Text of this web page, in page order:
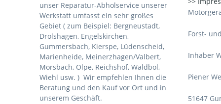
unser Reparatur-Abholservice unserer
Werkstatt umfasst ein sehr großes
Gebiet ( zum Beispiel: Bergneustadt,
Drolshagen, Engelskirchen,
Gummersbach, Kierspe, Lüdenscheid,
Marienheide, Meinerzhagen/Valbert,
Morsbach, Olpe, Reichshof, Waldböl,
Wiehl usw. ) Wir empfehlen Ihnen die
Beratung und den Kauf vor Ort und in
unserem Geschäft.
Forst-
Inhaber
Piener
51647